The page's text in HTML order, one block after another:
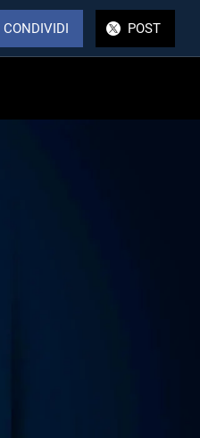
CONDIVIDI POST